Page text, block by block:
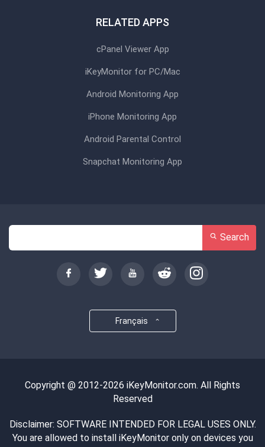
RELATED APPS
cPanel Viewer App
iKeyMonitor for PC/Mac
Android Monitoring App
iPhone Monitoring App
Android Parental Control
Snapchat Monitoring App
Search
Français
Copyright @ 2012-2026 iKeyMonitor.com. All Rights
Reserved
Disclaimer: SOFTWARE INTENDED FOR LEGAL USES ONLY.
You are allowed to install iKeyMonitor only on devices you